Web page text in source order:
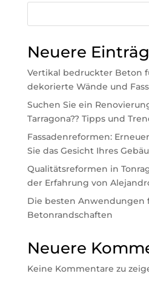
Neuere
Vertikal bedruckter Beton
dekorierte Wände und
Suchen Sie ein
Tarragona?? Tipps und
Fassadenreformen:
Sie das Gesicht Ihres
Qualitätsreformen in
der Erfahrung von
Die besten Anwendungen
Betonrandschaften
Neuere
Keine Kommentare zu